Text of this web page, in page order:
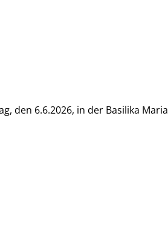
den 6.6.2026, in der Basilika Maria